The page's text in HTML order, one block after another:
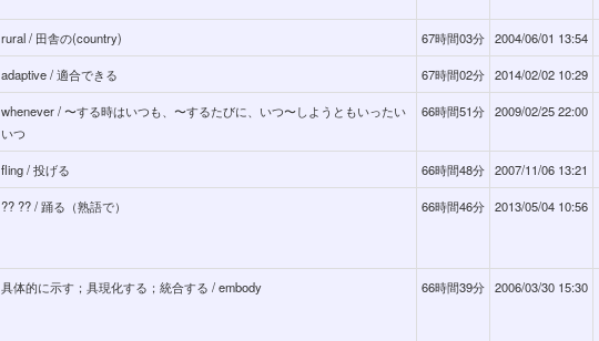
rural / 田舎の(country) 67時間03分 2004/06/01 13:54
adaptive / 適合できる 67時間02分 2014/02/02 10:29
whenever / 〜する時はいつも、〜するたびに、いつ〜しようともいったい
いつ
66時間51分 2009/02/25 22:00
fling / 投げる 66時間48分 2007/11/06 13:21
?? ?? / 踊る（熟語で） 66時間46分 2013/05/04 10:56
具体的に示す；具現化する；統合する / embody 66時間39分 2006/03/30 15:30